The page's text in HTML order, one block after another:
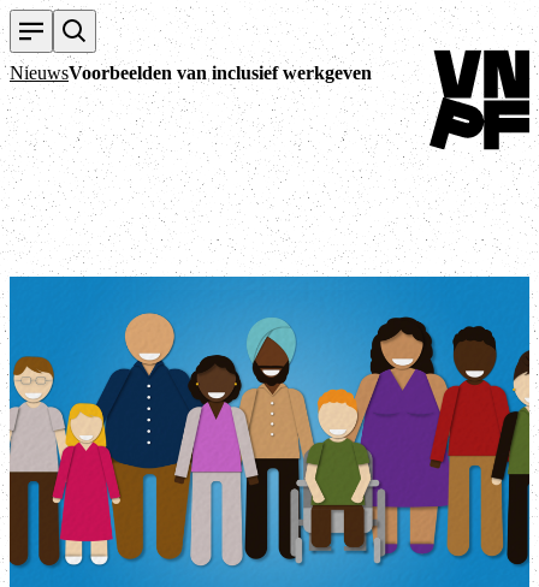
NieuwsVoorbeelden van inclusief werkgeven
Terug naar